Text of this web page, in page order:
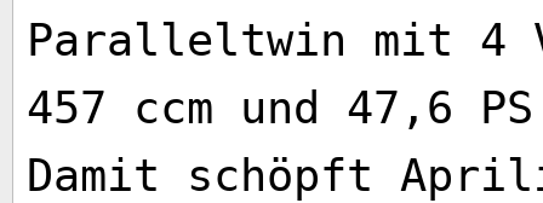
Paralleltwin mit 4
457 ccm und 47,6
Damit schöpft